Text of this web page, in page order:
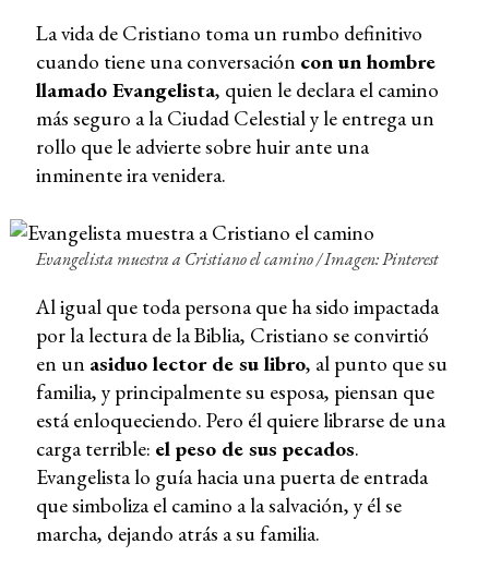
La vida de Cristiano toma un rumbo definitivo
cuando tiene una conversación con un hombre
llamado Evangelista, quien le declara el camino
más seguro a la Ciudad Celestial y le entrega un
rollo que le advierte sobre huir ante una
inminente ira venidera.
Evangelista muestra a Cristiano el camino /Imagen: Pinterest
Al igual que toda persona que ha sido impactada
por la lectura de la Biblia, Cristiano se convirtió
en un asiduo lector de su libro, al punto que su
familia, y principalmente su esposa, piensan que
está enloqueciendo. Pero él quiere librarse de una
carga terrible: el peso de sus pecados.
Evangelista lo guía hacia una puerta de entrada
que simboliza el camino a la salvación, y él se
marcha, dejando atrás a su familia.